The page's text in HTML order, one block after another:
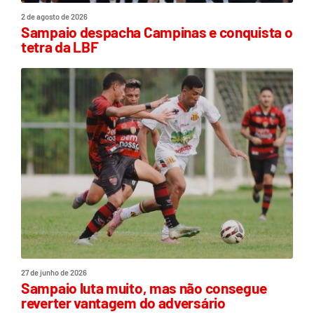
2 de agosto de 2026
Sampaio despacha Campinas e conquista o
tetra da LBF
27 de junho de 2026
Sampaio luta muito, mas não consegue
reverter vantagem do adversário